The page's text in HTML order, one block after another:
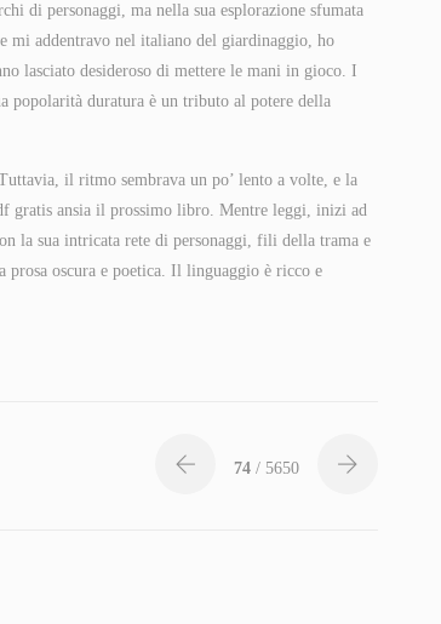
di personaggi, ma nella sua esplorazione sfumata
mi addentravo nel italiano del giardinaggio, ho
lasciato desideroso di mettere le mani in gioco. I
popolarità duratura è un tributo al potere della
il ritmo sembrava un po’ lento a volte, e la
gratis ansia il prossimo libro. Mentre leggi, inizi ad
la sua intricata rete di personaggi, fili della trama e
prosa oscura e poetica. Il linguaggio è ricco e
74 / 5650